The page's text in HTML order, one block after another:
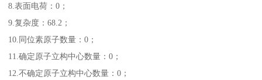
8.表面电荷：0；
9.复杂度：68.2；
10.同位素原子数量：0；
11.确定原子立构中心数量：0；
12.不确定原子立构中心数量：0；